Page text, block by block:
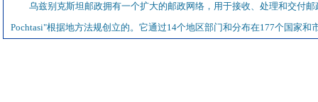
乌兹别克斯坦邮政拥有一个扩大的邮政网络，用于接收、处理和交付
Pochtasi"根据地方法规创立的。它通过14个地区部门和分布在177个国家